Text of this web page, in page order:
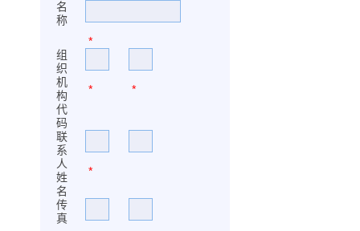
名
称
*
组
织
机
构
代
码
* *
联
系
人
姓
名
*
传
真